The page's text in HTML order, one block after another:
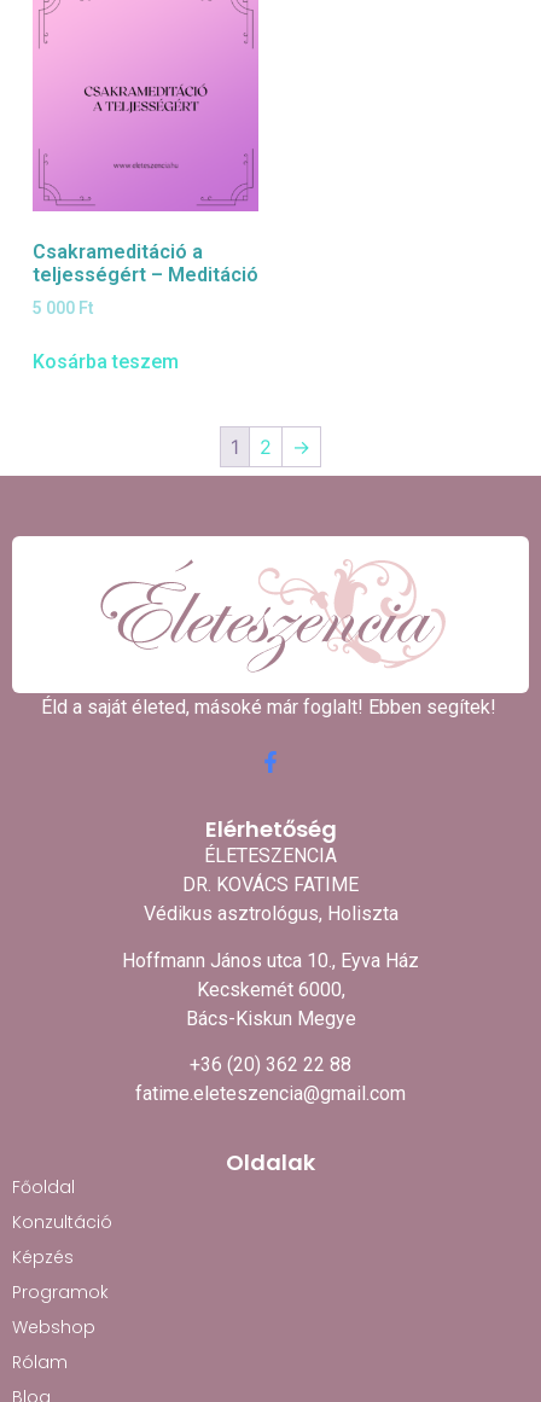
Csakrameditáció a
teljességért – Meditáció
5 000 Ft
Kosárba teszem
1 2 →
Éld a saját életed, másoké már foglalt! Ebben segítek! ​
Elérhetőség
ÉLETESZENCIA
DR. KOVÁCS FATIME
Védikus asztrológus, Holiszta
Hoffmann János utca 10., Eyva Ház
Kecskemét 6000,
Bács-Kiskun Megye
+36 (20) 362 22 88
fatime.eleteszencia@gmail.com
Oldalak
Főoldal
Konzultáció
Képzés
Programok
Webshop
Rólam